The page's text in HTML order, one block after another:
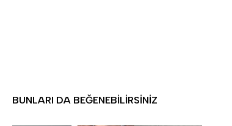
BUNLARI DA BEĞENEBILIRSINIZ